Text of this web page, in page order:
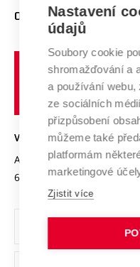
E-přihláška
Doktorské studium
Podpora podnikání
Mezinárodní vědecká rada
Systém zajišťování kvality
Výzkumné infrastruktury
Transfer znalostí
Open Science
Projekty
Projekty ze strukturálních
Specifický výzkum
Zahraniční spolupráce
Spolupráce se školami
Služby univerzity
Mezinárodní dohody
Univerzitní sítě
O UNIVERZITĚ
Profil univerzity
Udržitelná univerzita
Podnikavá univerzita /
Bezpečná univerzita
Vyznamenání
Organizační struktura
Ochrana osobních údajů
VYSOKÉ UČENÍ
Antonínská 548/1
602 00 Brno
Nastavení
údajů
Soubory cookie
shromažďování a
a používání
ze sociálních
přizpůsobení
můžeme také
platformám
marketingové
Zjistit více